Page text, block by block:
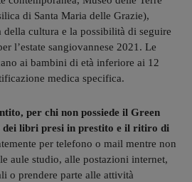
di Santa Maria delle Grazie),
della cultura e la possibilità di seguire
l’estate sangiovannese 2021. Le
ai bambini di età inferiore ai 12
medica specifica.
per chi non possiede il Green
dei libri presi in prestito e il ritiro di
per telefono o mail mentre non
aule studio, alle postazioni internet,
o prendere parte alle attività